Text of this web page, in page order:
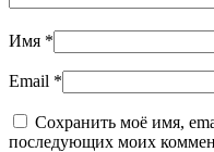
Имя *
Email *
Сохранить моё имя,
последующих моих